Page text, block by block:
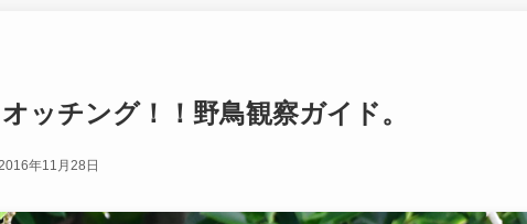
ッチング！！野鳥観察ガイド。
年11月28日